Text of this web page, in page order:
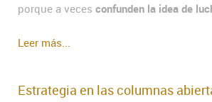
porque a veces confunden la idea de
Leer más...
Estrategia en las columnas